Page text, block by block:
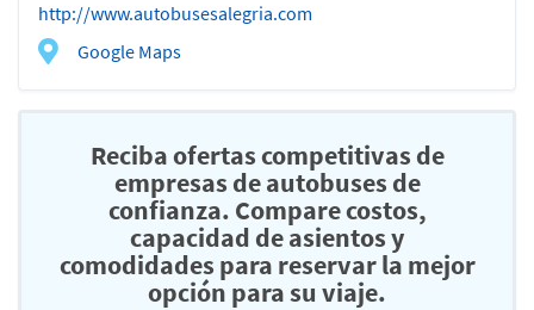
http://www.autobusesalegria.com
Google Maps
Reciba ofertas competitivas de
empresas de autobuses de
confianza. Compare costos,
capacidad de asientos y
comodidades para reservar la mejor
opción para su viaje.